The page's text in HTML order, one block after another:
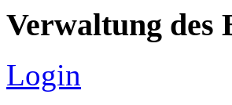
Verwaltung des
Login